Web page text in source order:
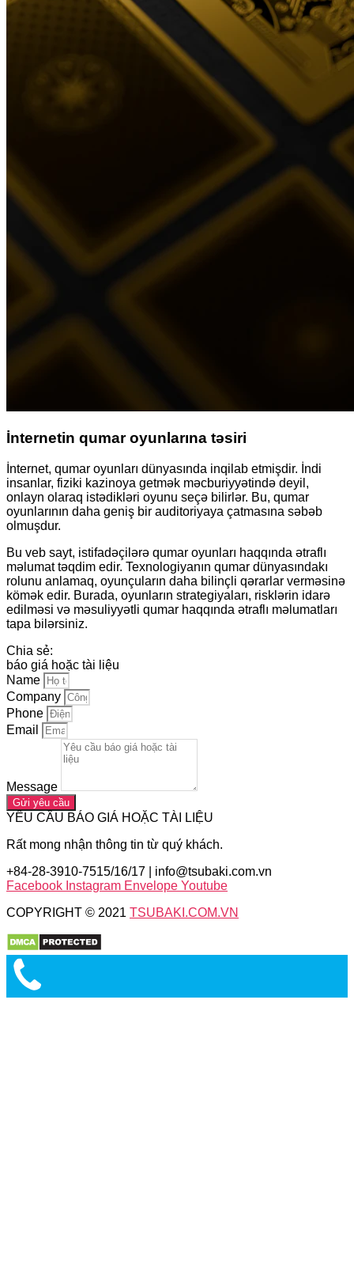
İnternetin qumar oyunlarına təsiri
İnternet, qumar oyunları dünyasında inqilab etmişdir. İndi
insanlar, fiziki kazinoya getmək məcburiyyətində deyil,
onlayn olaraq istədikləri oyunu seçə bilirlər. Bu, qumar
oyunlarının daha geniş bir auditoriyaya çatmasına səbəb
olmuşdur.
Bu veb sayt, istifadəçilərə qumar oyunları haqqında ətraflı
məlumat təqdim edir. Texnologiyanın qumar dünyasındakı
rolunu anlamaq, oyunçuların daha bilinçli qərarlar verməsinə
kömək edir. Burada, oyunların strategiyaları, risklərin idarə
edilməsi və məsuliyyətli qumar haqqında ətraflı məlumatları
tapa bilərsiniz.
Chia sẻ:
báo giá hoặc tài liệu
Name
Company
Phone
Email
Message
Gửi yêu cầu
YÊU CẦU BÁO GIÁ HOẶC TÀI LIỆU
Rất mong nhận thông tin từ quý khách.
+84-28-3910-7515/16/17
info@tsubaki.com.vn
Facebook Instagram Envelope Youtube
COPYRIGHT © 2021 TSUBAKI.COM.VN